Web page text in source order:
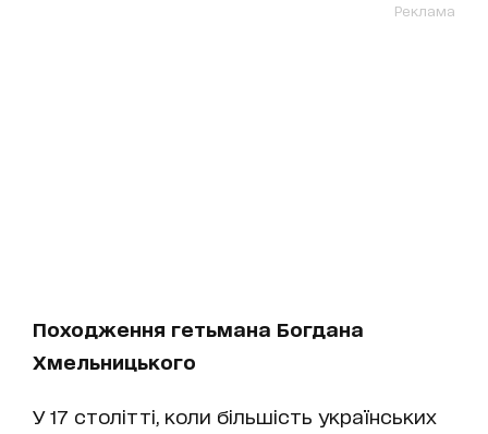
Реклама
Походження гетьмана Богдана
Хмельницького
У 17 столітті, коли більшість українських